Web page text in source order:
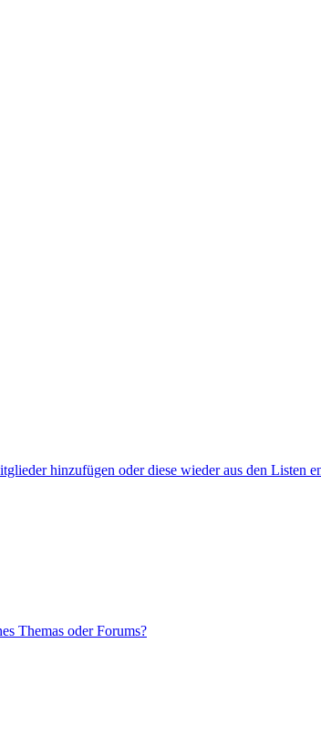
hinzufügen oder diese wieder aus den Listen
Themas oder Forums?